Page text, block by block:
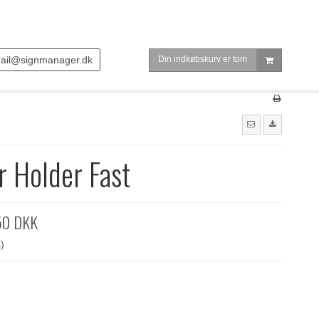
Din indkøbskurv er tom
Holder Fast
DKK